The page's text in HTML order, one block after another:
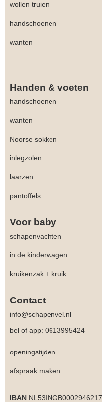
wollen truien
handschoenen
wanten
Handen & voeten
handschoenen
wanten
Noorse sokken
inlegzolen
laarzen
pantoffels
Voor baby
schapenvachten
in de kinderwagen
kruikenzak + kruik
Contact
info@schapenvel.nl
bel of app: 0613995424
openingstijden
afspraak maken
IBAN NL53INGB0002946217